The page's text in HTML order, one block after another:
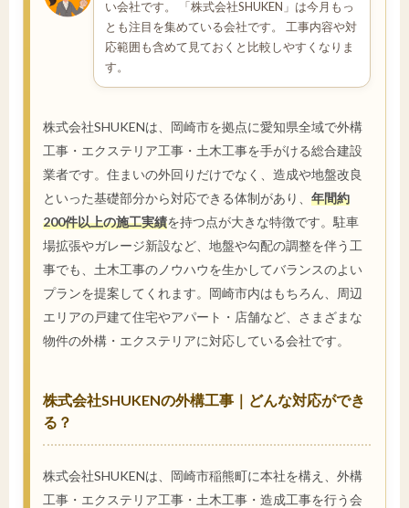
い会社です。 「株式会社SHUKEN」は今月もっ
とも注目を集めている会社です。 工事内容や対
応範囲も含めて見ておくと比較しやすくなりま
す。
株式会社SHUKENは、岡崎市を拠点に愛知県全域で外構
工事・エクステリア工事・土木工事を手がける総合建設
業者です。住まいの外回りだけでなく、造成や地盤改良
といった基礎部分から対応できる体制があり、 年間約
200件以上の施工実績を持つ点が大きな特徴です。駐車
場拡張やガレージ新設など、地盤や勾配の調整を伴う工
事でも、土木工事のノウハウを生かしてバランスのよい
プランを提案してくれます。岡崎市内はもちろん、周辺
エリアの戸建て住宅やアパート・店舗など、さまざまな
物件の外構・エクステリアに対応している会社です。
株式会社SHUKENの外構工事｜どんな対応ができ
る？
株式会社SHUKENは、岡崎市稲熊町に本社を構え、外構
工事・エクステリア工事・土木工事・造成工事を行う会